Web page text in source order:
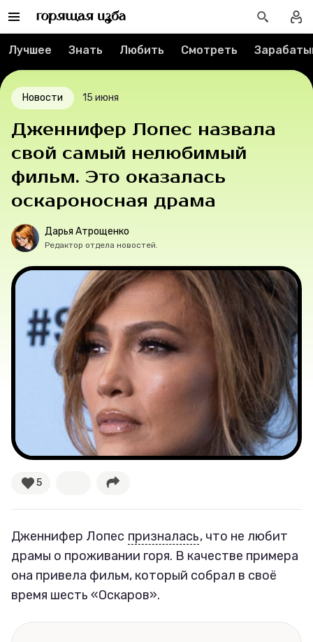
Спецпроекты
Вакансии
Контакты
О проекте
Мерч
Рубрики
Новости
Лучшее
Тесты
Секспросвет
Великие женщины
Рецепты
Ваши истории
Лучшее Знать Любить Смотреть
Новости 15 июня
Дженнифер Лопес назвала
свой самый нелюбимый
фильм. Это оказалась
оскароносная драма
Дарья Атрощенко
Редактор отдела новостей.
5
Дженнифер Лопес призналась, что не любит
драмы о проживании горя. В качестве примера
она привела фильм, который собрал в своё
время шесть «Оскаров».